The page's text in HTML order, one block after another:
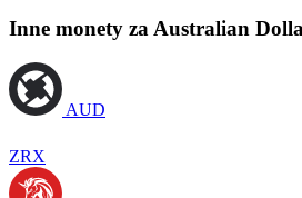
Inne monety za Australian
AUD
ZRX